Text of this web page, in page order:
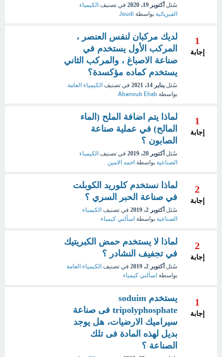
سُئل أكتوبر 19، 2020 في تصنيف الكيمياء
الفيزيائية بواسطة Joudi
1
إجابة
لديك مركبان لنفس العنصر ،
المركب الأول يستخدم في
صناعة الاصباغ ، والمركب الثاني
يستخدم كماده مؤكسدة؟
سُئل يناير 14، 2021 في تصنيف الكيمياء العامة
بواسطة Abanoub Ehab
1
إجابة
لماذا يتم اضافة الملح (الماء
المالح) في عملية صناعة
الصابون ؟
سُئل أكتوبر 20، 2019 في تصنيف الكيمياء
الصناعية بواسطة احمد الامين
2
إجابة
لماذا نستخدم كلوريد الكوبلت
في صناعة الحبر السري ؟
سُئل أكتوبر 2، 2019 في تصنيف الكيمياء
الصناعية بواسطة اسألني كيمياء
2
إجابة
لماذا لا يستخدم حمض الكبريتيك
في تجفيف النشادر ؟
سُئل أكتوبر 2، 2019 في تصنيف الكيمياء العامة
بواسطة اسألني كيمياء
1
إجابة
يستخدم soduim
tripolyphosphate فى صناعة
سيراميك الارضيات، هل يوجد
بديل لهذه المادة فى تلك
الصناعة ؟